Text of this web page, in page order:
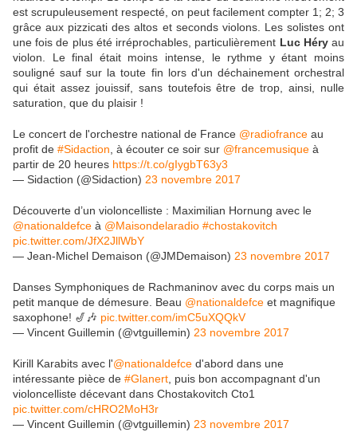
est scrupuleusement respecté, on peut facilement compter 1; 2; 3
grâce aux pizzicati des altos et seconds violons. Les solistes ont
une fois de plus été irréprochables, particulièrement Luc Héryau
violon. Le final était moins intense, le rythme y étant moins
souligné sauf sur la toute fin lors d'un déchainement orchestral
qui était assez jouissif, sans toutefois être de trop, ainsi, nulle
saturation, que du plaisir !
Le concert de l'orchestre national de France @radiofrance au
profit de #Sidaction , à écouter ce soir sur @francemusique à
partir de 20 heures https://t.co/gIygbT63y3
— Sidaction (@Sidaction) 23 novembre 2017
Découverte d’un violoncelliste : Maximilian Hornung avec le
@nationaldefce à @Maisondelaradio #chostakovitch
pic.twitter.com/JfX2JllWbY
— Jean-Michel Demaison (@JMDemaison) 23 novembre 2017
Danses Symphoniques de Rachmaninov avec du corps mais un
petit manque de démesure. Beau @nationaldefce et magnifique
saxophone! 🎷🎶 pic.twitter.com/imC5uXQQkV
— Vincent Guillemin (@vtguillemin) 23 novembre 2017
Kirill Karabits avec l'@nationaldefce d'abord dans une
intéressante pièce de #Glanert , puis bon accompagnant d'un
violoncelliste décevant dans Chostakovitch Cto1
pic.twitter.com/cHRO2MoH3r
— Vincent Guillemin (@vtguillemin) 23 novembre 2017